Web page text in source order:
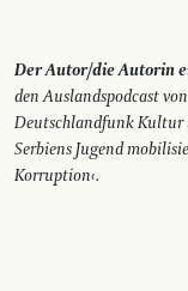
Der Autor/die Autorin
den Auslandspodcast von
Deutschlandfunk Kultur
Serbiens Jugend
Korruption‹.